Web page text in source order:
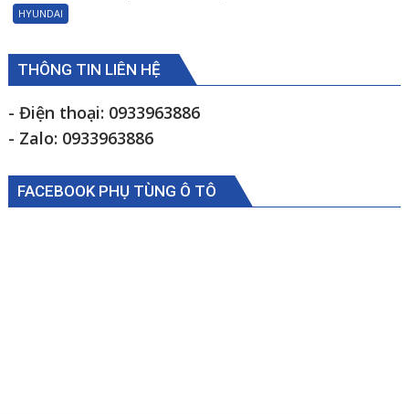
922016B000
HYUNDAI
THÔNG TIN LIÊN HỆ
- Điện thoại: 0933963886
- Zalo: 0933963886
FACEBOOK PHỤ TÙNG Ô TÔ